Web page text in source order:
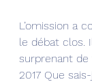
L’omission a
le débat clos.
surprenant de
2017 Que